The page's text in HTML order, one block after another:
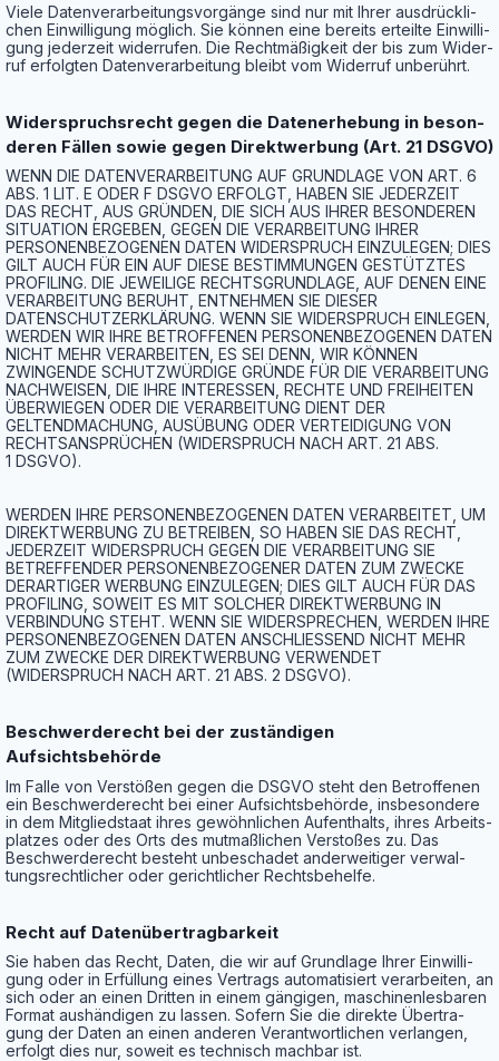
Vie­le Daten­ver­ar­bei­tungs­vor­gän­ge sind nur mit Ihrer aus­drück­li­
chen Ein­wil­li­gung mög­lich. Sie kön­nen eine bereits erteil­te Ein­wil­li­
gung jeder­zeit wider­ru­fen. Die Recht­mä­ßig­keit der bis zum Wider­
ruf erfolg­ten Daten­ver­ar­bei­tung bleibt vom Wider­ruf unberührt.
Wider­spruchs­recht gegen die Daten­er­he­bung in beson­
de­ren Fäl­len sowie gegen Direkt­wer­bung (Art. 21 DSGVO)
WENN DIE DATENVERARBEITUNG AUF GRUNDLAGE VON ART. 6
ABS. 1 LIT. E ODER F DSGVO ERFOLGT, HABEN SIE JEDERZEIT
DAS RECHT, AUS GRÜNDEN, DIE SICH AUS IHRER BESONDEREN
SITUATION ERGEBEN, GEGEN DIE VERARBEITUNG IHRER
PERSONENBEZOGENEN DATEN WIDERSPRUCH EINZULEGEN; DIES
GILT AUCH FÜR EIN AUF DIESE BESTIMMUNGEN GESTÜTZTES
PROFILING. DIE JEWEILIGE RECHTSGRUNDLAGE, AUF DENEN EINE
VERARBEITUNG BERUHT, ENTNEHMEN SIE DIESER
DATENSCHUTZERKLÄRUNG. WENN SIE WIDERSPRUCH EINLEGEN,
WERDEN WIR IHRE BETROFFENEN PERSONENBEZOGENEN DATEN
NICHT MEHR VERARBEITEN, ES SEI DENN, WIR KÖNNEN
ZWINGENDE SCHUTZWÜRDIGE GRÜNDE FÜR DIE VERARBEITUNG
NACHWEISEN, DIE IHRE INTERESSEN, RECHTE UND FREIHEITEN
ÜBERWIEGEN ODER DIE VERARBEITUNG DIENT DER
GELTENDMACHUNG, AUSÜBUNG ODER VERTEIDIGUNG VON
RECHTSANSPRÜCHEN (WIDERSPRUCH NACH ART. 21 ABS.
1 DSGVO).
WERDEN IHRE PERSONENBEZOGENEN DATEN VERARBEITET, UM
DIREKTWERBUNG ZU BETREIBEN, SO HABEN SIE DAS RECHT,
JEDERZEIT WIDERSPRUCH GEGEN DIE VERARBEITUNG SIE
BETREFFENDER PERSONENBEZOGENER DATEN ZUM ZWECKE
DERARTIGER WERBUNG EINZULEGEN; DIES GILT AUCH FÜR DAS
PROFILING, SOWEIT ES MIT SOLCHER DIREKTWERBUNG IN
VERBINDUNG STEHT. WENN SIE WIDERSPRECHEN, WERDEN IHRE
PERSONENBEZOGENEN DATEN ANSCHLIESSEND NICHT MEHR
ZUM ZWECKE DER DIREKTWERBUNG VERWENDET
(WIDERSPRUCH NACH ART. 21 ABS. 2 DSGVO).
Beschwerde­recht bei der zustän­di­gen
Aufsichtsbehörde
Im Fal­le von Ver­stö­ßen gegen die DSGVO steht den Betrof­fe­nen
ein Beschwer­de­recht bei einer Auf­sichts­be­hör­de, ins­be­son­de­re
in dem Mit­glied­staat ihres gewöhn­li­chen Auf­ent­halts, ihres Arbeits­
plat­zes oder des Orts des mut­maß­li­chen Ver­sto­ßes zu. Das
Beschwer­de­recht besteht unbe­scha­det ander­wei­ti­ger ver­wal­
tungs­recht­li­cher oder gericht­li­cher Rechtsbehelfe.
Recht auf Datenübertragbarkeit
Sie haben das Recht, Daten, die wir auf Grund­la­ge Ihrer Ein­wil­li­
gung oder in Erfül­lung eines Ver­trags auto­ma­ti­siert ver­ar­bei­ten, an
sich oder an einen Drit­ten in einem gän­gi­gen, maschi­nen­les­ba­ren
For­mat aus­hän­di­gen zu las­sen. Sofern Sie die direk­te Über­tra­
gung der Daten an einen ande­ren Ver­ant­wort­li­chen ver­lan­gen,
erfolgt dies nur, soweit es tech­nisch mach­bar ist.